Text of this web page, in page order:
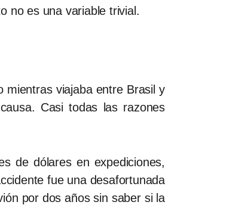
no es una variable trivial.
mientras viajaba entre Brasil y
Casi todas las razones
de dólares en expediciones,
fue una desafortunada
por dos años sin saber si la